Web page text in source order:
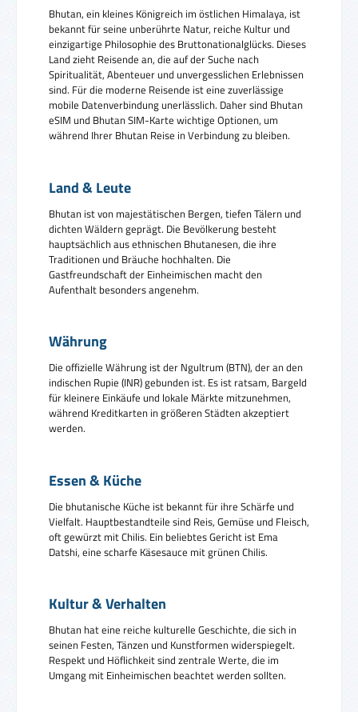
Bhutan, ein kleines Königreich im östlichen Himalaya, ist
bekannt für seine unberührte Natur, reiche Kultur und
einzigartige Philosophie des Bruttonationalglücks. Dieses
Land zieht Reisende an, die auf der Suche nach
Spiritualität, Abenteuer und unvergesslichen Erlebnissen
sind. Für die moderne Reisende ist eine zuverlässige
mobile Datenverbindung unerlässlich. Daher sind Bhutan
eSIM und Bhutan SIM-Karte wichtige Optionen, um
während Ihrer Bhutan Reise in Verbindung zu bleiben.
Land & Leute
Bhutan ist von majestätischen Bergen, tiefen Tälern und
dichten Wäldern geprägt. Die Bevölkerung besteht
hauptsächlich aus ethnischen Bhutanesen, die ihre
Traditionen und Bräuche hochhalten. Die
Gastfreundschaft der Einheimischen macht den
Aufenthalt besonders angenehm.
Währung
Die offizielle Währung ist der Ngultrum (BTN), der an den
indischen Rupie (INR) gebunden ist. Es ist ratsam, Bargeld
für kleinere Einkäufe und lokale Märkte mitzunehmen,
während Kreditkarten in größeren Städten akzeptiert
werden.
Essen & Küche
Die bhutanische Küche ist bekannt für ihre Schärfe und
Vielfalt. Hauptbestandteile sind Reis, Gemüse und Fleisch,
oft gewürzt mit Chilis. Ein beliebtes Gericht ist Ema
Datshi, eine scharfe Käsesauce mit grünen Chilis.
Kultur & Verhalten
Bhutan hat eine reiche kulturelle Geschichte, die sich in
seinen Festen, Tänzen und Kunstformen widerspiegelt.
Respekt und Höflichkeit sind zentrale Werte, die im
Umgang mit Einheimischen beachtet werden sollten.